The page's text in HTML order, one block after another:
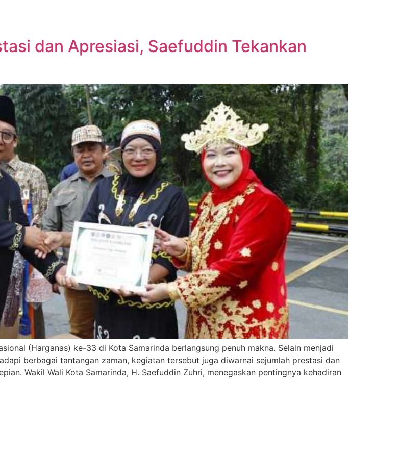
dan Apresiasi, Saefuddin Tekankan
(Harganas) ke-33 di Kota Samarinda berlangsung penuh makna. Selain menjadi
berbagai tantangan zaman, kegiatan tersebut juga diwarnai sejumlah prestasi dan
Wakil Wali Kota Samarinda, H. Saefuddin Zuhri, menegaskan pentingnya kehadiran